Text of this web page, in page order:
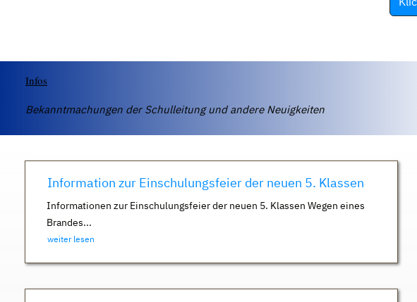
Infos
Bekanntmachungen der Schulleitung und andere Neuigkeiten
Information zur Einschulungsfeier der neuen 5. Klassen
Informationen zur Einschulungsfeier der neuen 5. Klassen Wegen eines
Brandes...
weiter lesen